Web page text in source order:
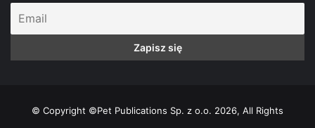
© Copyright ©Pet Publications Sp. z o.o. 2026, All Rights